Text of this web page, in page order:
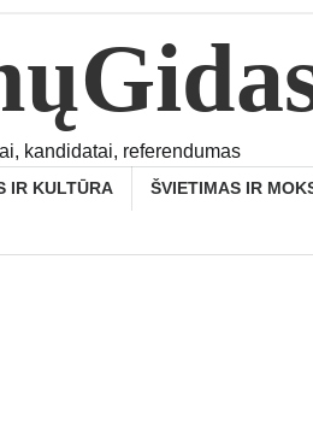
kandidatai, referendumas
IR KULTŪRA ŠVIETIMAS IR